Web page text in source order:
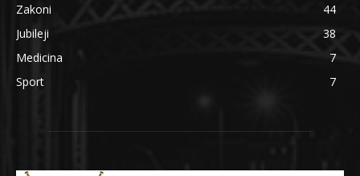
Zakoni
44
Jubileji
38
Medicina
7
Sport
7